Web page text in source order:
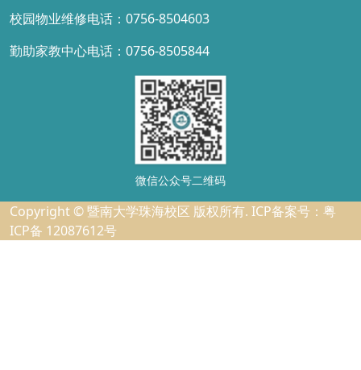
校园物业维修电话：0756-8504603
勤助家教中心电话：0756-8505844
微信公众号二维码
Copyright © 暨南大学珠海校区 版权所有. ICP备案号：粤
ICP备 12087612号